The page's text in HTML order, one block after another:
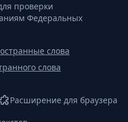
проверки
Федеральных
слова
слова
Расширение для браузера